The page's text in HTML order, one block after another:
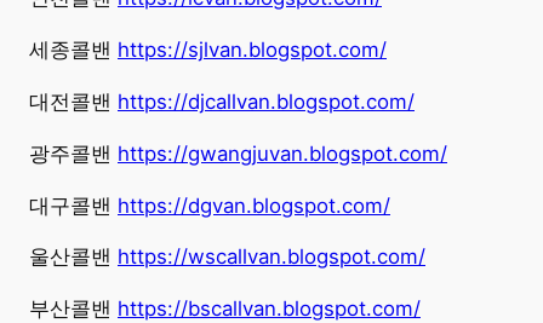
세종콜밴 https://sjlvan.blogspot.com/
대전콜밴 https://djcallvan.blogspot.com/
광주콜밴 https://gwangjuvan.blogspot.com/
대구콜밴 https://dgvan.blogspot.com/
울산콜밴 https://wscallvan.blogspot.com/
부산콜밴 https://bscallvan.blogspot.com/